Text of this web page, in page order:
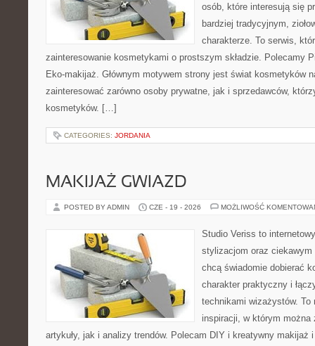
osób, które interesują się
bardziej tradycyjnym,
charakterze. To serwis,
zainteresowanie kosmetykami o prostszym składzie. Polecamy
Eko-makijaż. Głównym motywem strony jest świat kosmetyków
zainteresować zarówno osoby prywatne, jak i sprzedawców,
kosmetyków. […]
CATEGORIES: JORDANIA
MAKIJAŻ GWIAZD
POSTED BY ADMIN CZE - 19 - 2026 MOŻLIWOŚĆ
Studio Veriss to
stylizacjom oraz ciekawym
chcą świadomie dobierać
charakter praktyczny i
technikami wizażystów. To
inspiracji, w którym
artykuły, jak i analizy trendów. Polecam DIY i kreatywny makijaż